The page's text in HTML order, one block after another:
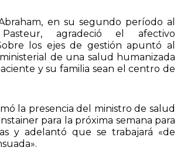
en su segundo período al
agradeció el afectivo
los ejes de gestión apuntó al
de una salud humanizada
y su familia sean el centro de
la presencia del ministro de salud
para la próxima semana para
y adelantó que se trabajará «de